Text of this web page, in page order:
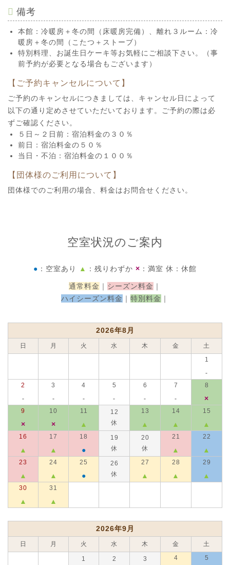
備考
本館：冷暖房＋冬の間（床暖房完備）、離れ３ルーム：冷
暖房＋冬の間（こたつ＋ストーブ）
特別料理、お誕生日ケーキ等お気軽にご相談下さい。（事
前予約が必要となる場合もございます）
【ご予約キャンセルについて】
ご予約のキャンセルにつきましては、キャンセル日によって
以下の通り定めさせていただいております。ご予約の際は必
ずご確認ください。
５日～２日前：宿泊料金の３０％
前日：宿泊料金の５０％
当日・不泊：宿泊料金の１００％
【団体様のご利用について】
団体様でのご利用の場合、料金はお問合せください。
空室状況のご案内
● ：空室あり ▲ ：残りわずか × ：満室 休 ：休館
通常料金 ｜ シーズン料金 ｜
ハイシーズン料金 ｜ 特別料金 ｜
2026年8月
日 月 火 水 木 金
土
1
-
2
-
3
-
4
-
5
-
6
-
7
-
8
×
9
×
10
×
11
▲
12
休
13
▲
14
▲
15
▲
16
▲
17
▲
18
●
19
休
20
休
21
▲
22
▲
23
▲
24
▲
25
●
26
休
27
▲
28
▲
29
▲
30
▲
31
▲
2026年9月
日 月 火 水 木 金 土
1
2
3
4 5